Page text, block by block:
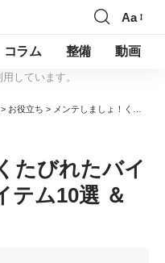
Aa
コラム 整備 動画
しています。
> お役立ち > メンテしましょ！くたびれたバイク用品お手入れアイテム10選 ＆ 使い方
たびれたバイ
テム10選 ＆